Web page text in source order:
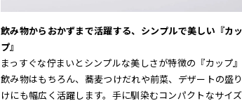
飲み物からおかずまで活躍する、シンプルで美しい『カッ
プ』
まっすぐな佇まいとシンプルな美しさが特徴の『カップ』
飲み物はもちろん、蕎麦つけだれや前菜、デザートの盛
けにも幅広く活躍します。手に馴染むコンパクトなサイズ